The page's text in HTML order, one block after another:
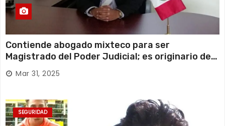
Contiende abogado mixteco para ser
Magistrado del Poder Judicial; es originario de
Huajuapan de León
Mar 31, 2025
SEGURIDAD